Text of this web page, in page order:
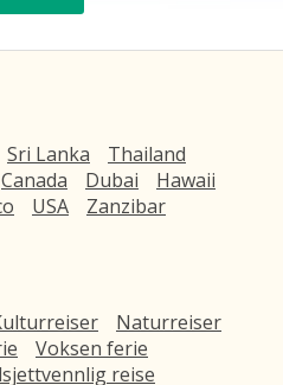
Sri Lanka
Thailand
Canada Dubai
Hawaii
USA Zanzibar
Naturreiser
Voksen ferie
reise